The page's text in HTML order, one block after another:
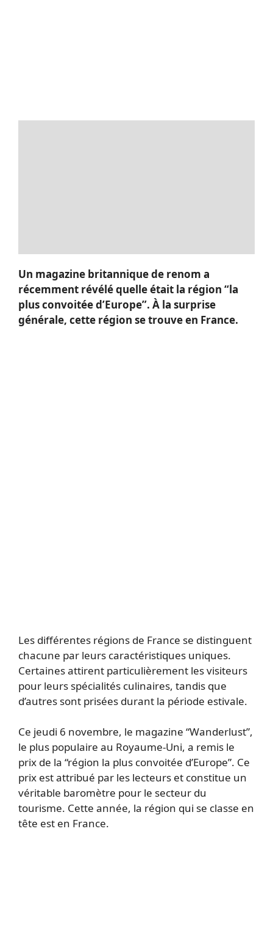
Un magazine britannique de renom a
récemment révélé quelle était la région “la
plus convoitée d’Europe”. À la surprise
générale, cette région se trouve en France.
Les différentes régions de France se distinguent
chacune par leurs caractéristiques uniques.
Certaines attirent particulièrement les visiteurs
pour leurs spécialités culinaires, tandis que
d’autres sont prisées durant la période estivale.
Ce jeudi 6 novembre, le magazine “Wanderlust”,
le plus populaire au Royaume-Uni, a remis le
prix de la “région la plus convoitée d’Europe”. Ce
prix est attribué par les lecteurs et constitue un
véritable baromètre pour le secteur du
tourisme. Cette année, la région qui se classe en
tête est en France.